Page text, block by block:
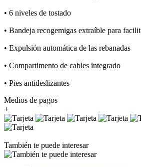
• 6 niveles de tostado
• Bandeja recogemigas extraíble para
• Expulsión automática de las rebanadas
• Compartimento de cables integrado
• Pies antideslizantes
Medios de pagos
+
También te puede interesar